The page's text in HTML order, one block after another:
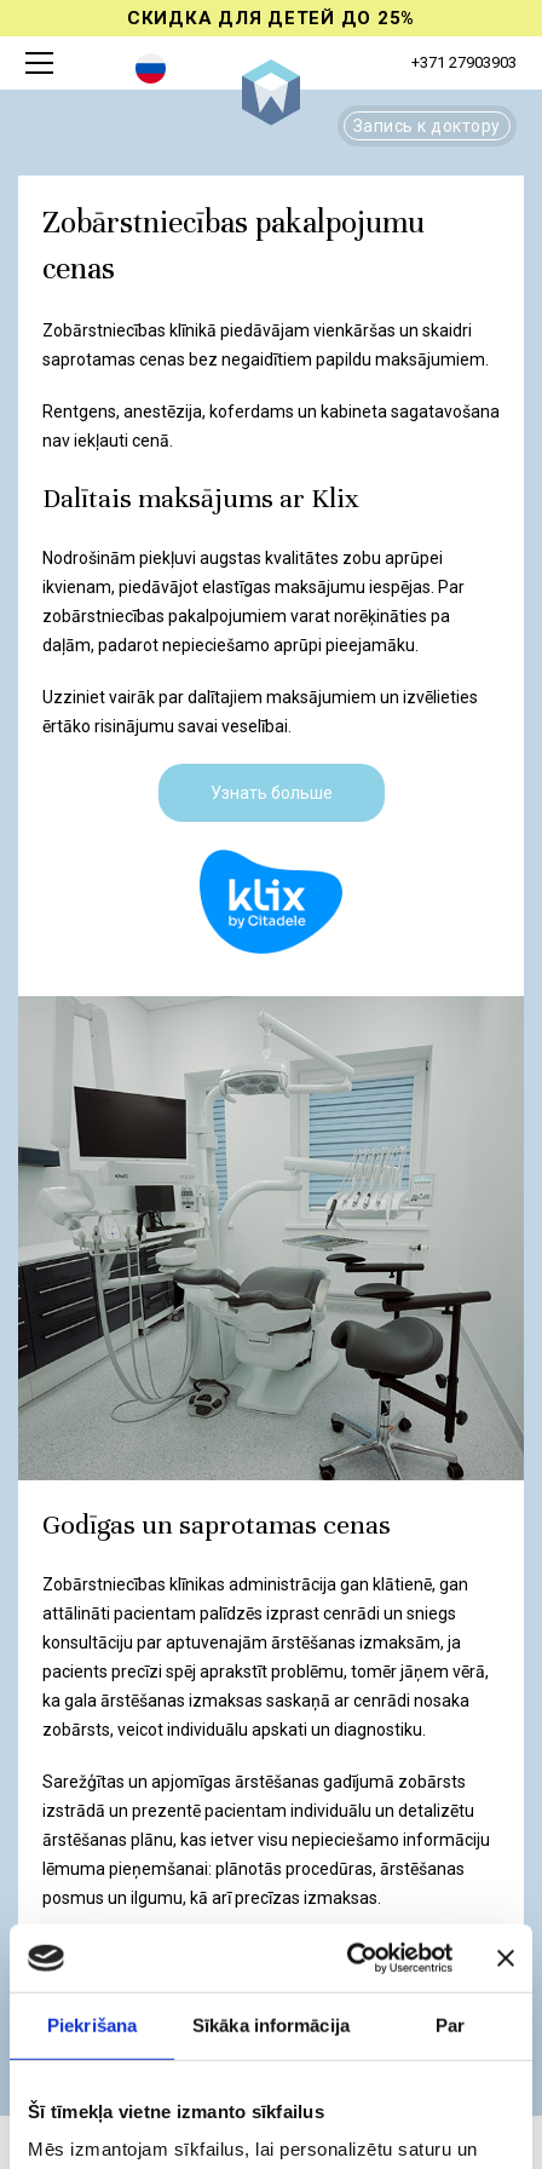
Piekrišana Sīkāka informācija Par
Šī tīmekļa vietne izmanto sīkfailus
Mēs izmantojam sīkfailus, lai personalizētu saturu un
СКИДКА ДЛЯ ДЕТЕЙ ДО 25%
+371 27903903
Запись к доктору
Zobārstniecības pakalpojumu
cenas
Zobārstniecības klīnikā piedāvājam vienkāršas un skaidri
saprotamas cenas bez negaidītiem papildu maksājumiem.
Rentgens, anestēzija, koferdams un kabineta sagatavošana
nav iekļauti cenā.
Dalītais maksājums ar Klix
Nodrošinām piekļuvi augstas kvalitātes zobu aprūpei
ikvienam, piedāvājot elastīgas maksājumu iespējas. Par
zobārstniecības pakalpojumiem varat norēķināties pa
daļām, padarot nepieciešamo aprūpi pieejamāku.
Uzziniet vairāk par dalītajiem maksājumiem un izvēlieties
ērtāko risinājumu savai veselībai.
Узнать больше
Godīgas un saprotamas cenas
Zobārstniecības klīnikas administrācija gan klātienē, gan
attālināti pacientam palīdzēs izprast cenrādi un sniegs
konsultāciju par aptuvenajām ārstēšanas izmaksām, ja
pacients precīzi spēj aprakstīt problēmu, tomēr jāņem vērā,
ka gala ārstēšanas izmaksas saskaņā ar cenrādi nosaka
zobārsts, veicot individuālu apskati un diagnostiku.
Sarežģītas un apjomīgas ārstēšanas gadījumā zobārsts
izstrādā un prezentē pacientam individuālu un detalizētu
ārstēšanas plānu, kas ietver visu nepieciešamo informāciju
lēmuma pieņemšanai: plānotās procedūras, ārstēšanas
posmus un ilgumu, kā arī precīzas izmaksas.
Раздельный платеж
Специальные